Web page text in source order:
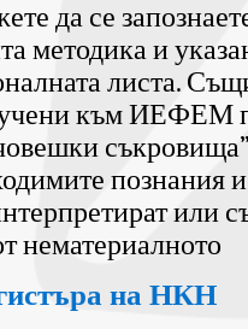
да се
методика и
листа.
учени към
познания
или
нематериалното
на НКН